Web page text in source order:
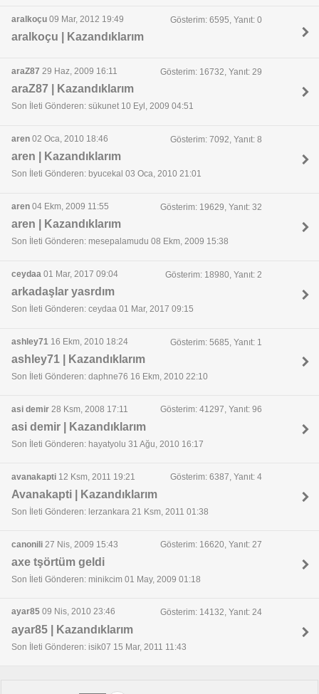
aralkoçu 09 Mar, 2012 19:49 Gösterim: 6595, Yanıt: 0
aralkoçu | Kazandıklarım
araZ87 29 Haz, 2009 16:11 Gösterim: 16732, Yanıt: 29
araZ87 | Kazandıklarım
Son İleti Gönderen: sükunet 10 Eyl, 2009 04:51
aren 02 Oca, 2010 18:46 Gösterim: 7092, Yanıt: 8
aren | Kazandıklarım
Son İleti Gönderen: byucekal 03 Oca, 2010 21:01
aren 04 Ekm, 2009 11:55 Gösterim: 19629, Yanıt: 32
aren | Kazandıklarım
Son İleti Gönderen: mesepalamudu 08 Ekm, 2009 15:38
ceydaa 01 Mar, 2017 09:04 Gösterim: 18980, Yanıt: 2
arkadaşlar yasrdım
Son İleti Gönderen: ceydaa 01 Mar, 2017 09:15
ashley71 16 Ekm, 2010 18:24 Gösterim: 5685, Yanıt: 1
ashley71 | Kazandıklarım
Son İleti Gönderen: daphne76 16 Ekm, 2010 22:10
asi demir 28 Ksm, 2008 17:11 Gösterim: 41297, Yanıt: 96
asi demir | Kazandıklarım
Son İleti Gönderen: hayatyolu 31 Ağu, 2010 16:17
avanakapti 12 Ksm, 2011 19:21 Gösterim: 6387, Yanıt: 4
Avanakapti | Kazandıklarım
Son İleti Gönderen: lerzankara 21 Ksm, 2011 01:38
canonili 27 Nis, 2009 15:43 Gösterim: 16620, Yanıt: 27
axe tşörtüm geldi
Son İleti Gönderen: minikcim 01 May, 2009 01:18
ayar85 09 Nis, 2010 23:46 Gösterim: 14132, Yanıt: 24
ayar85 | Kazandıklarım
Son İleti Gönderen: isik07 15 Mar, 2011 11:43